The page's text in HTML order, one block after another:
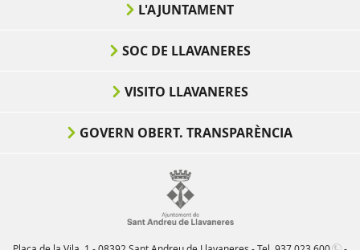
L'AJUNTAMENT
SOC DE LLAVANERES
VISITO LLAVANERES
GOVERN OBERT. TRANSPARÈNCIA